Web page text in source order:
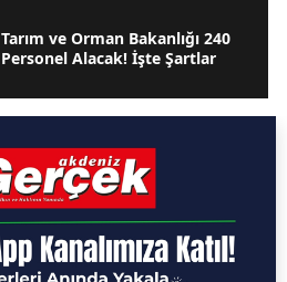
Tarım ve Orman Bakanlığı 240
Personel Alacak! İşte Şartlar